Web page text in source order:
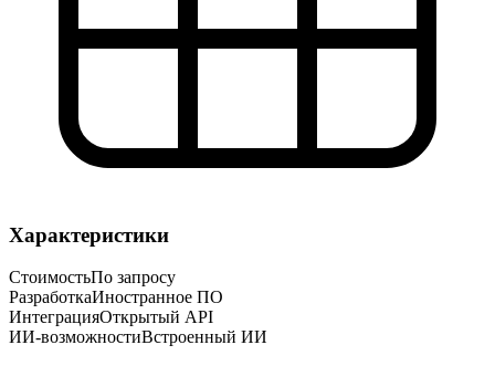
Характеристики
СтоимостьПо запросу
РазработкаИностранное ПО
ИнтеграцияОткрытый API
ИИ-возможностиВстроенный ИИ